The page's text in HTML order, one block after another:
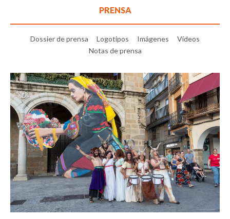
PRENSA
Dossier de prensa Logotipos Imágenes
Vídeos
Notas de prensa